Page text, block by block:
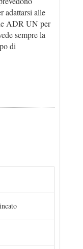
adattarsi alle
ADR UN per
sempre la
di